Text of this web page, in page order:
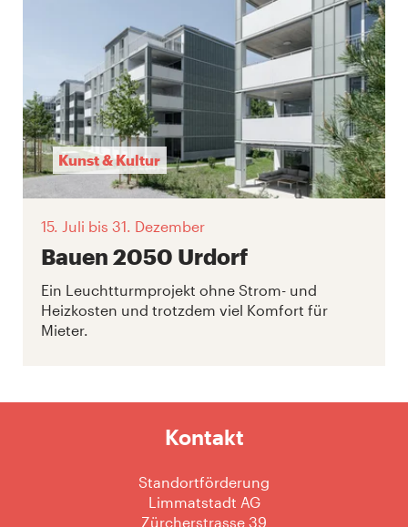
Kunst & Kultur
15. Juli bis 31. Dezember
Bauen 2050 Urdorf
Ein Leuchtturmprojekt ohne Strom- und
Heizkosten und trotzdem viel Komfort für
Mieter.
Kontakt
Standortförderung
Limmatstadt AG
Zürcherstrasse 39